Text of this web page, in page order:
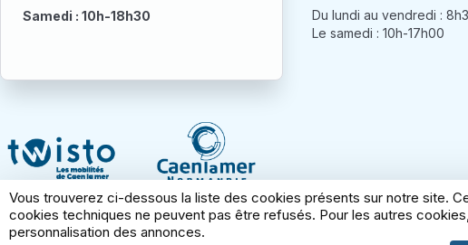
Samedi : 10h-18h30
Du lundi au vendredi :
Le samedi : 10h-17h00
Vous trouverez ci-dessous la liste des cookies présents sur notre site.
cookies techniques ne peuvent pas être refusés. Pour les autres
personnalisation des annonces.